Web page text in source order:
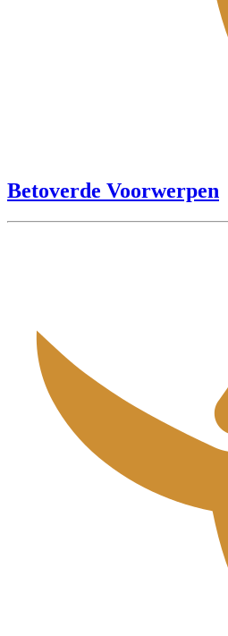
Betoverde Voorwerpen